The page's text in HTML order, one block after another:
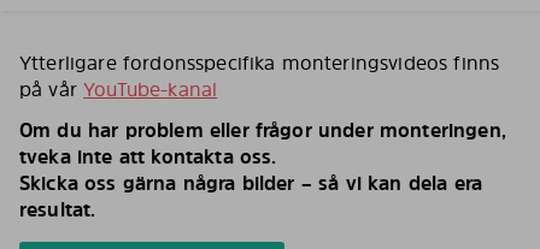
Ytterligare fordonsspecifika monteringsvideos finns
på vårYouTube-kanal
Om du har problem eller frågor under monteringen,
tveka inte att kontakta oss.
Skicka oss gärna några bilder – så vi kan dela era
resultat.